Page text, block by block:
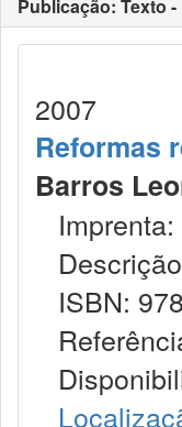
Publicação: Texto
2007
Reformas
Barros
Imprenta:
ISBN: